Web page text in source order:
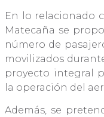
En lo relacionado
Matecaña se
número de
movilizados
proyecto integral
la operación del
Además, se